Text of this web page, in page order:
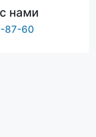
нами
87-60